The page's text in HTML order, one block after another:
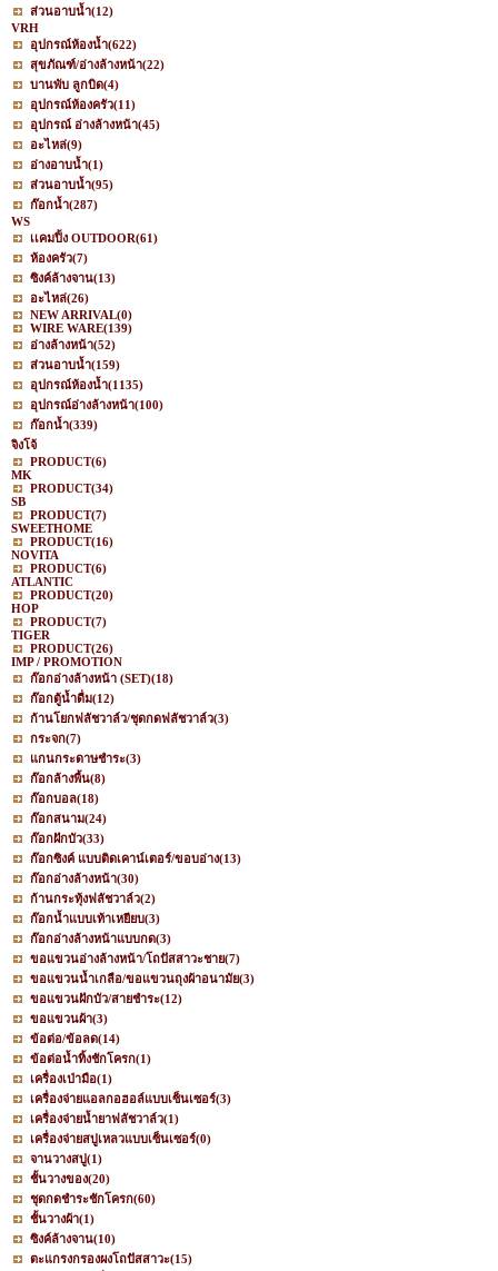
ส่วนอาบน้ำ(12)
VRH
อุปกรณ์ห้องน้ำ(622)
สุขภัณฑ์/อ่างล้างหน้า(22)
บานพับ ลูกบิด(4)
อุปกรณ์ห้องครัว(11)
อุปกรณ์ อ่างล้างหน้า(45)
อะไหล่(9)
อ่างอาบน้ำ(1)
ส่วนอาบน้ำ(95)
ก๊อกน้ำ(287)
WS
เเคมปิ้ง OUTDOOR(61)
ห้องครัว(7)
ซิงค์ล้างจาน(13)
อะไหล่(26)
NEW ARRIVAL(0)
WIRE WARE(139)
อ่างล้างหน้า(52)
ส่วนอาบน้ำ(159)
อุปกรณ์ห้องน้ำ(1135)
อุปกรณ์อ่างล้างหน้า(100)
ก๊อกน้ำ(339)
จิงโจ้
PRODUCT(6)
MK
PRODUCT(34)
SB
PRODUCT(7)
SWEETHOME
PRODUCT(16)
NOVITA
PRODUCT(6)
ATLANTIC
PRODUCT(20)
HOP
PRODUCT(7)
TIGER
PRODUCT(26)
IMP / PROMOTION
ก๊อกอ่างล้างหน้า (SET)(18)
ก๊อกตู้น้ำดื่ม(12)
ก้านโยกฟลัชวาล์ว/ชุดกดฟลัชวาล์ว(3)
กระจก(7)
แกนกระดาษชำระ(3)
ก๊อกล้างพื้น(8)
ก๊อกบอล(18)
ก๊อกสนาม(24)
ก๊อกฝักบัว(33)
ก๊อกซิงค์ แบบติดเคาน์เตอร์/ขอบอ่าง(13)
ก๊อกอ่างล้างหน้า(30)
ก้านกระทุ้งฟลัชวาล์ว(2)
ก๊อกน้ำแบบเท้าเหยียบ(3)
ก๊อกอ่างล้างหน้าแบบกด(3)
ขอแขวนอ่างล้างหน้า/โถปัสสาวะชาย(7)
ขอแขวนน้ำเกลือ/ขอแขวนถุงผ้าอนามัย(3)
ขอแขวนฝักบัว/สายชำระ(12)
ขอแขวนผ้า(3)
ข้อต่อ/ข้อลด(14)
ข้อต่อน้ำทิ้งชักโครก(1)
เครื่องเป่ามือ(1)
เครื่องจ่ายแอลกอฮอล์แบบเซ็นเซอร์(3)
เครื่องจ่ายน้ำยาฟลัชวาล์ว(1)
เครื่องจ่ายสบู่เหลวแบบเซ็นเซอร์(0)
จานวางสบู่(1)
ชั้นวางของ(20)
ชุดกดชำระชักโครก(60)
ชั้นวางผ้า(1)
ซิงค์ล้างจาน(10)
ตะแกรงกรองผงโถปัสสาวะ(15)